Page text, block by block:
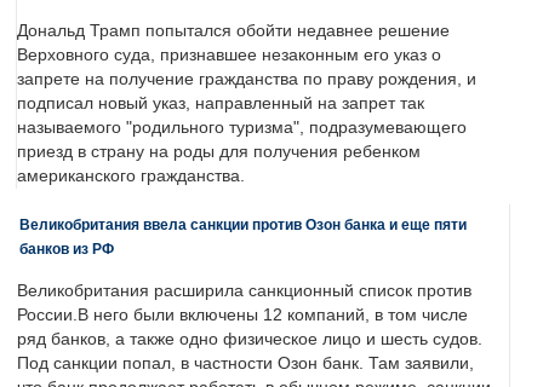
Дональд Трамп попытался обойти недавнее решение
Верховного суда, признавшее незаконным его указ о
запрете на получение гражданства по праву рождения, и
подписал новый указ, направленный на запрет так
называемого "родильного туризма", подразумевающего
приезд в страну на роды для получения ребенком
американского гражданства.
Великобритания ввела санкции против Озон банка и еще пяти
банков из РФ
Великобритания расширила санкционный список против
России.В него были включены 12 компаний, в том числе
ряд банков, а также одно физическое лицо и шесть судов.
Под санкции попал, в частности Озон банк. Там заявили,